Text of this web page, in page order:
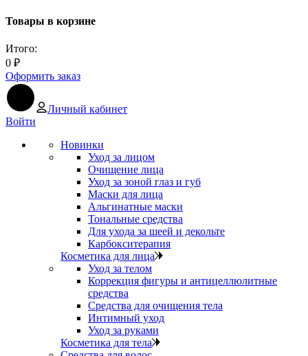
Товары в корзине
Итого:
0 ₽
Оформить заказ
Личный кабинет
Войти
Новинки
Уход за лицом
Очищение лица
Уход за зоной глаз и губ
Маски для лица
Альгинатные маски
Тональные средства
Для ухода за шеей и декольте
Карбокситерапия
Косметика для лица
Уход за телом
Коррекция фигуры и антицеллюлитные
средства
Средства для очищения тела
Интимный уход
Уход за руками
Косметика для тела